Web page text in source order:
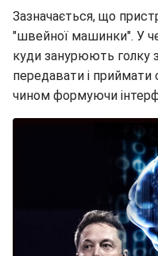
Зазначається, що
"швейної машинки". У
куди занурюють голку
передавати і
чином формуючи